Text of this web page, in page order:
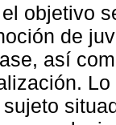
objetivo
de
así